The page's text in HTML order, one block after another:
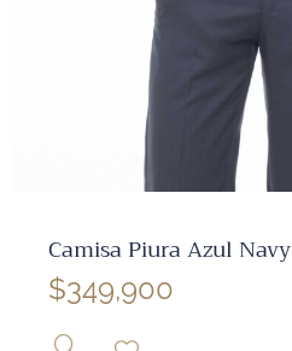
Camisa Piura Azul Navy
$349,900